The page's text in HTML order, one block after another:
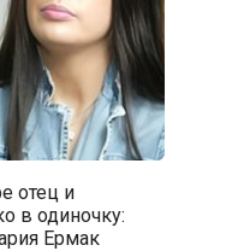
отец и
в одиночку:
Ермак